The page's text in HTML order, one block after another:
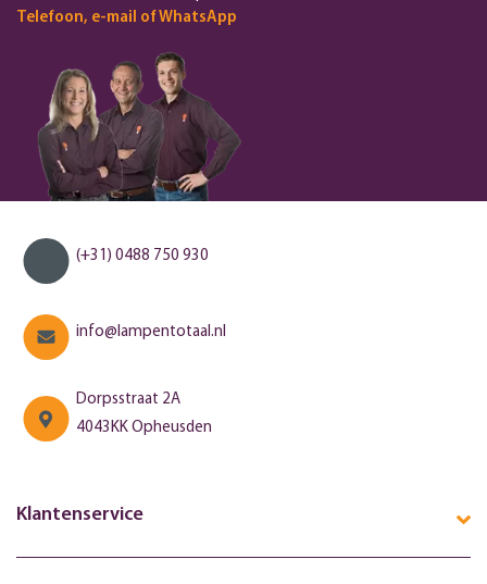
Telefoon, e-mail of WhatsApp
(+31) 0488 750 930
info@lampentotaal.nl
Dorpsstraat 2A
4043KK Opheusden
Klantenservice